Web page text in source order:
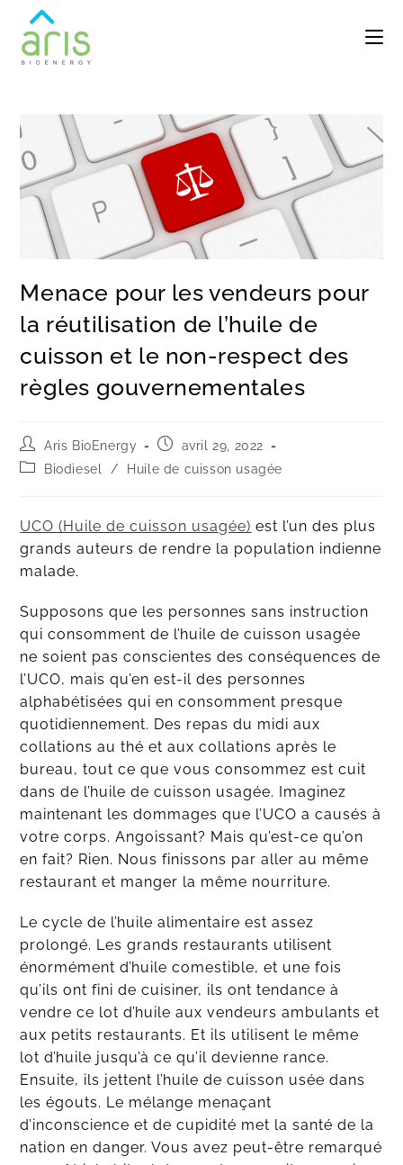
Menace pour les vendeurs pour
la réutilisation de l’huile de
cuisson et le non-respect des
règles gouvernementales
Aris BioEnergy
avril 29, 2022
Biodiesel
/ Huile de cuisson usagée
UCO (Huile de cuisson usagée) est l’un des plus
grands auteurs de rendre la population indienne
malade.
Supposons que les personnes sans instruction
qui consomment de l’huile de cuisson usagée
ne soient pas conscientes des conséquences de
l’UCO, mais qu’en est-il des personnes
alphabétisées qui en consomment presque
quotidiennement. Des repas du midi aux
collations au thé et aux collations après le
bureau, tout ce que vous consommez est cuit
dans de l’huile de cuisson usagée. Imaginez
maintenant les dommages que l’UCO a causés à
votre corps. Angoissant? Mais qu’est-ce qu’on
en fait? Rien. Nous finissons par aller au même
restaurant et manger la même nourriture.
Le cycle de l’huile alimentaire est assez
prolongé. Les grands restaurants utilisent
énormément d’huile comestible, et une fois
qu’ils ont fini de cuisiner, ils ont tendance à
vendre ce lot d’huile aux vendeurs ambulants et
aux petits restaurants. Et ils utilisent le même
lot d’huile jusqu’à ce qu’il devienne rance.
Ensuite, ils jettent l’huile de cuisson usée dans
les égouts. Le mélange menaçant
d’inconscience et de cupidité met la santé de la
nation en danger. Vous avez peut-être remarqué